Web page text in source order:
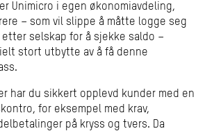
Unimicro i egen økonomiavdeling,
– som vil slippe å måtte logge seg
selskap for å sjekke saldo –
stort utbytte av å få denne
har du sikkert opplevd kunder med en
for eksempel med krav,
på kryss og tvers. Da